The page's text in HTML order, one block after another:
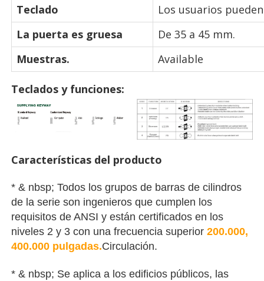
Teclado
Los usuarios
La puerta es gruesa
De 35 a 45 mm.
Muestras.
Available
Teclados y funciones:
Características del producto
* & nbsp; Todos los grupos de barras de cilindros
de la serie son ingenieros que cumplen los
requisitos de ANSI y están certificados en los
niveles 2 y 3 con una frecuencia superior 200.000,
400.000 pulgadas.Circulación.
* & nbsp; Se aplica a los edificios públicos, las